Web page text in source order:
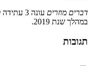
דברים מוזרים
עונה 3
במהלך שנת 2019.
תגובות